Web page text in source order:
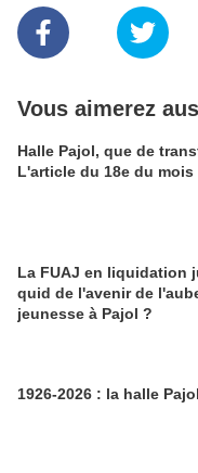
Vous aimerez
Halle Pajol, que de
L'article du 18e du mois
La FUAJ en liquidation
quid de l'avenir de
jeunesse à Pajol ?
1926-2026 : la halle